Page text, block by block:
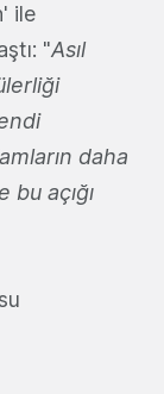
ile
"Asıl
daha
açığı